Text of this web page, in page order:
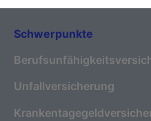
Schwerpunkte
Unfallversicherung